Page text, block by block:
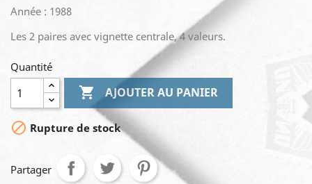
Année : 1988
Les 2 paires avec vignette centrale, 4 valeurs.
Quantité
 AJOUTER AU PANIER
 Rupture de stock
Partager